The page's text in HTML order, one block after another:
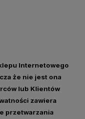
Internetowego
że nie jest ona
lub Klientów
zawiera
przetwarzania